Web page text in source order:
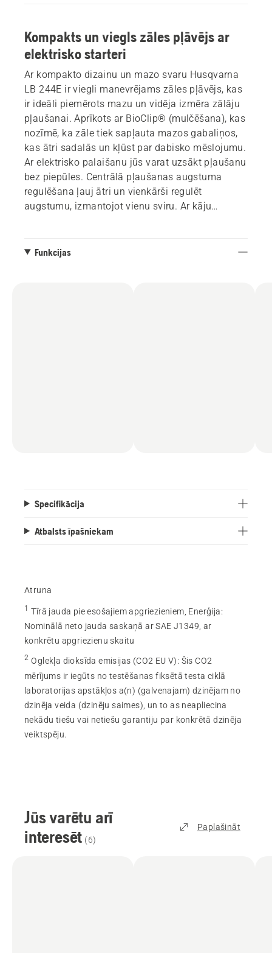
Kompakts un viegls zāles pļāvējs ar
elektrisko starteri
Ar kompakto dizainu un mazo svaru Husqvarna
LB 244E ir viegli manevrējams zāles pļāvējs, kas
ir ideāli piemērots mazu un vidēja izmēra zālāju
pļaušanai. Aprīkots ar BioClip® (mulčēšana), kas
nozīmē, ka zāle tiek sapļauta mazos gabaliņos,
kas ātri sadalās un kļūst par dabisko mēslojumu.
Ar elektrisko palaišanu jūs varat uzsākt pļaušanu
bez piepūles. Centrālā pļaušanas augstuma
regulēšana ļauj ātri un vienkārši regulēt
augstumu, izmantojot vienu sviru. Ar kāju
pabeigta, rokturi var ātri salocīt gudrai
Funkcijas
Specifikācija
Atbalsts īpašniekam
Atruna
1 Tīrā jauda pie esošajiem apgriezieniem, Enerģija:
Nominālā neto jauda saskaņā ar SAE J1349, ar
konkrētu apgriezienu skaitu
2 Oglekļa dioksīda emisijas (CO2 EU V): Šis CO2
mērījums ir iegūts no testēšanas fiksētā testa ciklā
laboratorijas apstākļos a(n) (galvenajam) dzinējam no
dzinēja veida (dzinēju saimes), un to as neapliecina
nekādu tiešu vai netiešu garantiju par konkrētā dzinēja
veiktspēju.
Jūs varētu arī
interesēt (6)
Paplašināt